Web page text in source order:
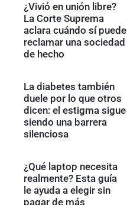
¿Vivió en unión libre?
La Corte Suprema
aclara cuándo sí puede
reclamar una sociedad
de hecho
La diabetes también
duele por lo que otros
dicen: el estigma sigue
siendo una barrera
silenciosa
¿Qué laptop necesita
realmente? Esta guía
le ayuda a elegir sin
pagar de más